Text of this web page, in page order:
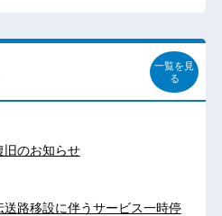
一覧を見
る
旧のお知らせ
路移設に伴うサービス一時停